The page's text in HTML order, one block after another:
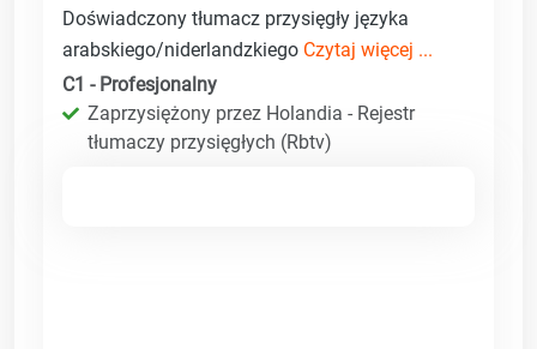
Doświadczony tłumacz przysięgły języka
arabskiego/niderlandzkiego Czytaj więcej ...
C1 - Profesjonalny
Zaprzysiężony przez Holandia - Rejestr
tłumaczy przysięgłych (Rbtv)